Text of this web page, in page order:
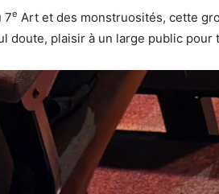
7e Art et des monstruosités, cette
doute, plaisir à un large public pour